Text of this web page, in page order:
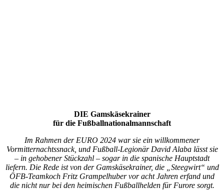
DIE Gamskäsekrainer
für die Fußballnationalmannschaft
Im Rahmen der EURO 2024 war sie ein willkommener
Vormitternachtssnack, und Fußball-Legionär David Alaba lässt sie
– in gehobener Stückzahl – sogar in die spanische Hauptstadt
liefern. Die Rede ist von der Gamskäsekrainer, die „Steegwirt“ und
ÖFB-Teamkoch Fritz Grampelhuber vor acht Jahren erfand und
die nicht nur bei den heimischen Fußballhelden für Furore sorgt.